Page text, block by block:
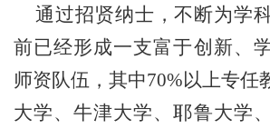
通过招贤纳士，不断为学
前已经形成一支富于创新、
师资队伍，其中70%以上专任
大学、牛津大学、耶鲁大学